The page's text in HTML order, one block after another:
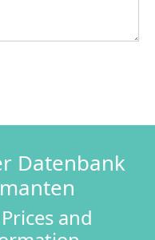
Datenbank
and